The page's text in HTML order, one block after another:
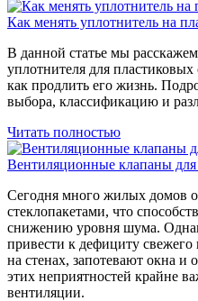
Как менять уплотнитель на
В данной статье мы
уплотнителя для
как продлить его жизнь.
выбора, классификацию и
Читать полностью
Вентиляционные клапаны
Сегодня много жилых домов
стеклопакетами, что
снижению уровня шума.
привести к дефициту свежего
на стенах, запотевают окна и
этих неприятностей крайне
вентиляции.